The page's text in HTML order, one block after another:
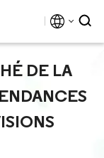
DE LA